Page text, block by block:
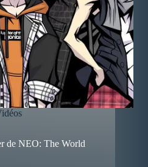
de NEO: The World